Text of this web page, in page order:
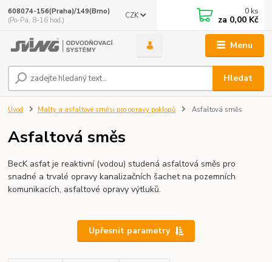
Menu
CZK
Hledat
608074-156(Praha)/149(Brno)
(Po-Pá, 8-16 hod.)
0 ks
za 0,00 Kč
Úvod Malty a asfaltové směsi pro opravy poklopů Asfaltová směs
Asfaltová směs
BecK asfat je reaktivní (vodou) studená asfaltová směs pro
snadné a trvalé opravy kanalizačních šachet na pozemních
komunikacích, asfaltové opravy výtluků.
Upřesnit parametry